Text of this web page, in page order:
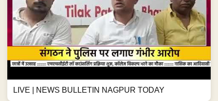
LIVE | NEWS BULLETIN NAGPUR TODAY